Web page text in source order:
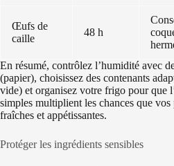
Œufs de
caille
48 h
En résumé, contrôlez l’humidité avec
(papier), choisissez des contenants
vide) et organisez votre frigo pour que
simples multiplient les chances que vos
fraîches et appétissantes.
Protéger les ingrédients sensibles